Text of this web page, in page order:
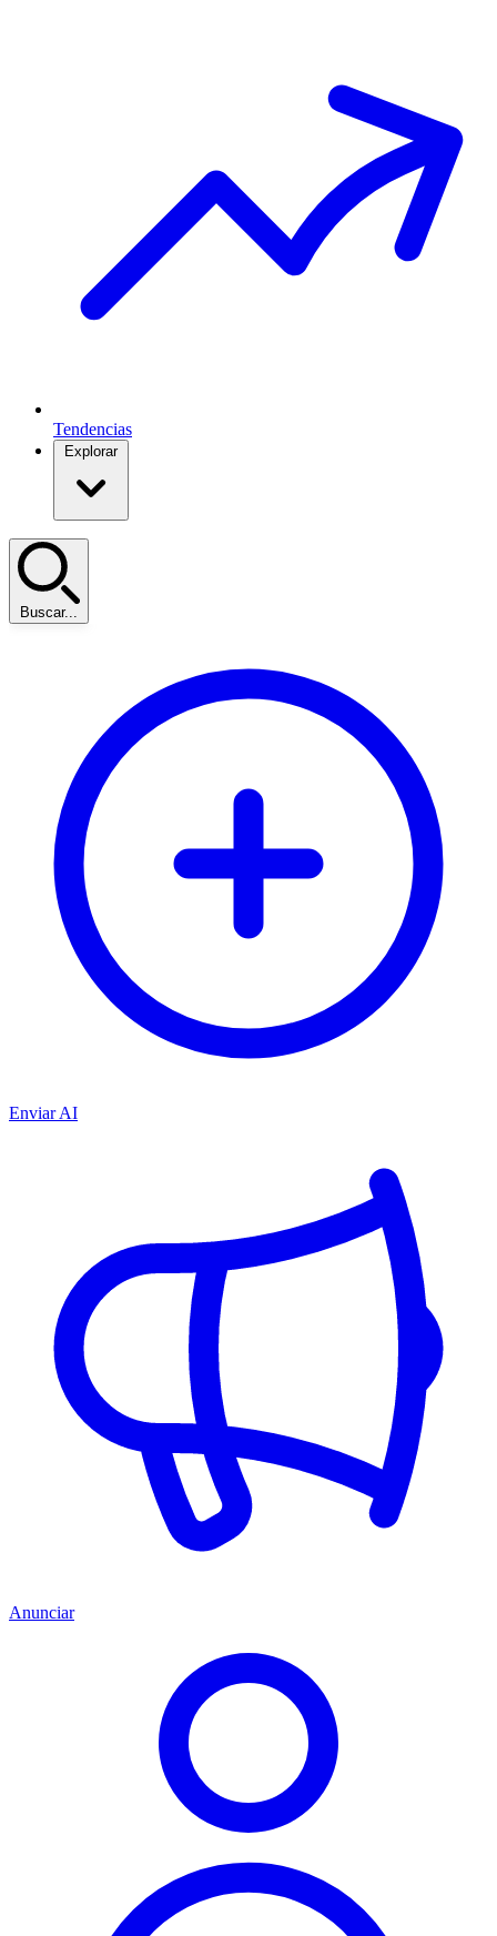
Tendencias
Explorar
Buscar...
Enviar AI
Anunciar